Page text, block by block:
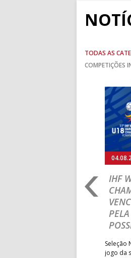
TODAS AS
COMPETIÇÕES
IHF
Seleção
jogo da
Anterior